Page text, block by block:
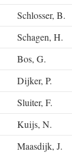
Schlosser, B.
Schagen, H.
Bos, G.
Dijker, P.
Sluiter, F.
Kuijs, N.
Maasdijk, J.